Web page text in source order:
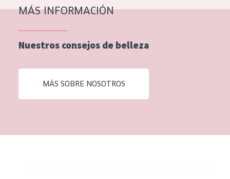
Piel normal y seca
Piel mixata o grasa
Piel madura
Piel expuesta al sol
Piel menopáusica
Todas las edades
MÁS INFORMACIÓN
Nuestros consejos de belleza
MÁS SOBRE NOSOTROS